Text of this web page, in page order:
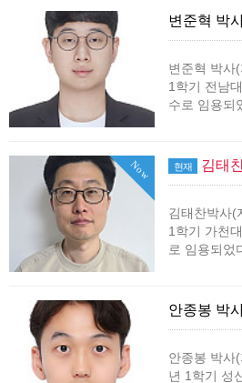
변준혁 박
변준혁 박사
1학기 전남
수로 임용되
Now 현재 김태
김태찬박사(
1학기 가천
로 임용되었
안종봉 박
안종봉 박사
년 1학기 성